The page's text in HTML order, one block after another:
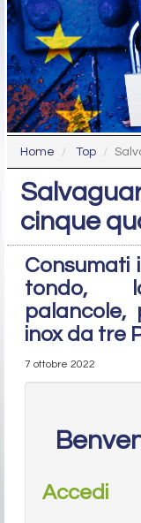
Home Top
cinque
Consumati
tondo,
palancole,
inox da tre
7 ottobre 2022
Accedi